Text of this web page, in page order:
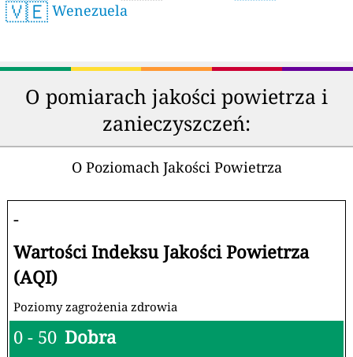
🇻🇪 Wenezuela
O pomiarach jakości powietrza i
zanieczyszczeń:
O Poziomach Jakości Powietrza
-
Wartości Indeksu Jakości Powietrza
(AQI)
Poziomy zagrożenia zdrowia
0 - 50 Dobra